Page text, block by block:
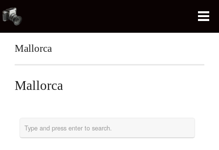
Mallorca
Mallorca